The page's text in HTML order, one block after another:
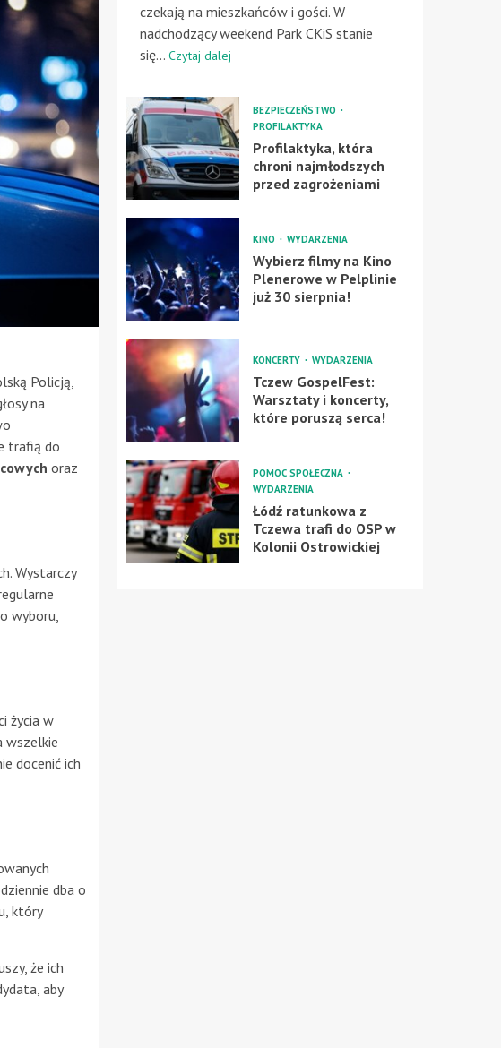
Policją,
na
trafią do
oraz
Wystarczy
wyboru,
życia w
wszelkie
docenić ich
dba o
który
że ich
aby
czekają na mieszkańców i gości. W
nadchodzący weekend Park CKiS stanie
się... Czytaj dalej
BEZPIECZEŃSTWO
PROFILAKTYKA
Profilaktyka, która
chroni najmłodszych
przed zagrożeniami
KINO WYDARZENIA
Wybierz filmy na Kino
Plenerowe w Pelplinie
już 30 sierpnia!
KONCERTY WYDARZENIA
Tczew GospelFest:
Warsztaty i koncerty,
które poruszą serca!
POMOC SPOŁECZNA
WYDARZENIA
Łódź ratunkowa z
Tczewa trafi do OSP w
Kolonii Ostrowickiej